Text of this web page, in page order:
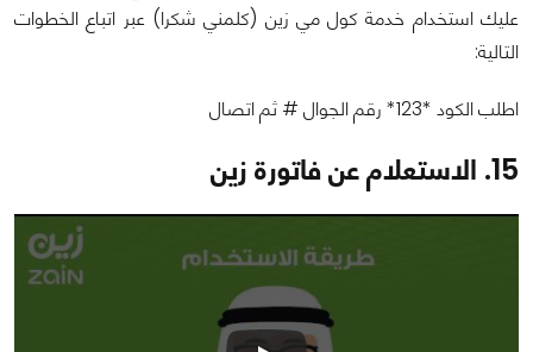
عليك استخدام خدمة كول مي زين (كلمني شكرا) عبر اتباع الخطوات
التالية:
اطلب الكود *123* رقم الجوال # ثم اتصال
15. الاستعلام عن فاتورة زين